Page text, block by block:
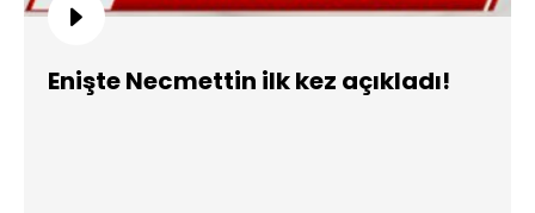
Enişte Necmettin ilk kez açıkladı!